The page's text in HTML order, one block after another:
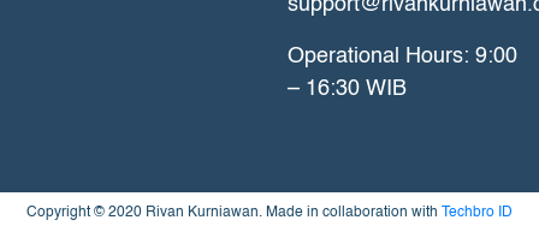
Operational Hours: 9:00
– 16:30 WIB
Copyright © 2020 Rivan Kurniawan. Made in collaboration with Techbro ID